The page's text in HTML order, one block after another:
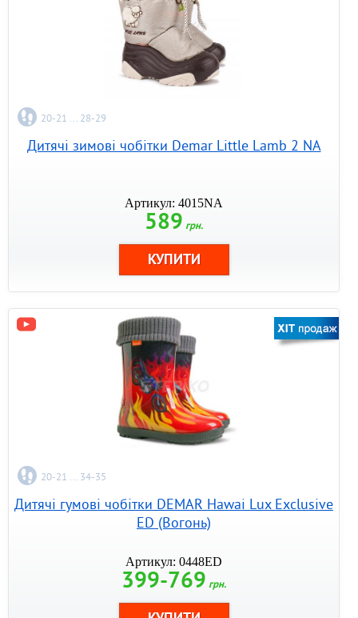
20-21 ... 28-29
Дитячі зимові чобітки Demar Little Lamb 2 NA
Артикул: 4015NA
589 грн.
20-21 ... 34-35
Дитячі гумові чобітки DEMAR Hawai Lux Exclusive
ED (Вогонь)
Артикул: 0448ED
399-769 грн.